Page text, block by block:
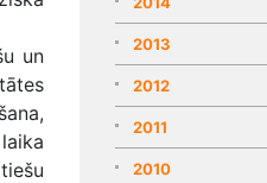
un
2013
2012
2011
2010